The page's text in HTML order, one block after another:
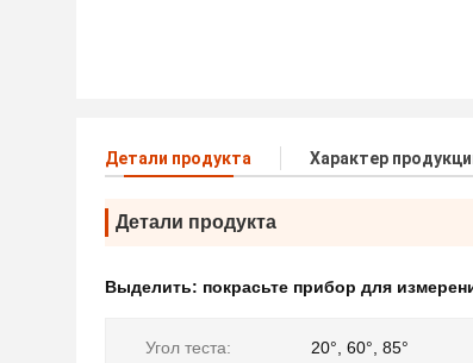
Детали продукта Характер
Детали продукта
Выделить: покрасьте прибор для
Угол теста: 20°, 60°, 85°